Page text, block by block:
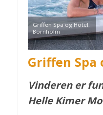
Griffen Spa og Hotel,
Bornholm
Griffen Spa
Vinderen er
Helle Kimer